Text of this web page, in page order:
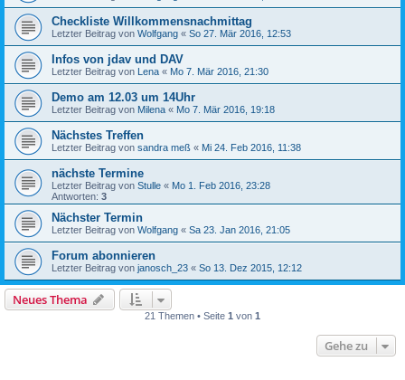
Checkliste Willkommensnachmittag
Letzter Beitrag von Wolfgang « So 27. Mär 2016, 12:53
Infos von jdav und DAV
Letzter Beitrag von Lena « Mo 7. Mär 2016, 21:30
Demo am 12.03 um 14Uhr
Letzter Beitrag von Milena « Mo 7. Mär 2016, 19:18
Nächstes Treffen
Letzter Beitrag von sandra meß « Mi 24. Feb 2016, 11:38
nächste Termine
Letzter Beitrag von Stulle « Mo 1. Feb 2016, 23:28
Antworten: 3
Nächster Termin
Letzter Beitrag von Wolfgang « Sa 23. Jan 2016, 21:05
Forum abonnieren
Letzter Beitrag von janosch_23 « So 13. Dez 2015, 12:12
Neues Thema
21 Themen • Seite 1 von 1
Gehe zu